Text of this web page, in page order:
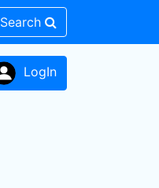
Search
LogIn